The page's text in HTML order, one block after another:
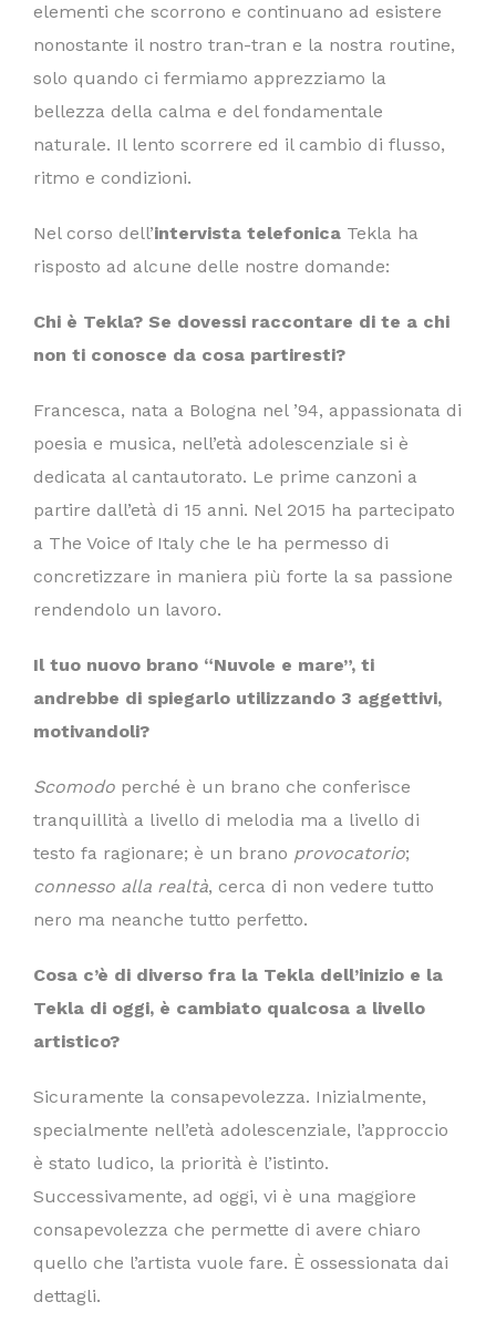
elementi che scorrono e continuano ad esistere
nonostante il nostro tran-tran e la nostra routine,
solo quando ci fermiamo apprezziamo la
bellezza della calma e del fondamentale
naturale. Il lento scorrere ed il cambio di flusso,
ritmo e condizioni.
Nel corso dell’intervista telefonica Tekla ha
risposto ad alcune delle nostre domande:
Chi è Tekla? Se dovessi raccontare di te a chi
non ti conosce da cosa partiresti?
Francesca, nata a Bologna nel ’94, appassionata di
poesia e musica, nell’età adolescenziale si è
dedicata al cantautorato. Le prime canzoni a
partire dall’età di 15 anni. Nel 2015 ha partecipato
a The Voice of Italy che le ha permesso di
concretizzare in maniera più forte la sa passione
rendendolo un lavoro.
Il tuo nuovo brano “Nuvole e mare”, ti
andrebbe di spiegarlo utilizzando 3 aggettivi,
motivandoli?
Scomodo perché è un brano che conferisce
tranquillità a livello di melodia ma a livello di
testo fa ragionare; è un brano provocatorio;
connesso alla realtà, cerca di non vedere tutto
nero ma neanche tutto perfetto.
Cosa c’è di diverso fra la Tekla dell’inizio e la
Tekla di oggi, è cambiato qualcosa a livello
artistico?
Sicuramente la consapevolezza. Inizialmente,
specialmente nell’età adolescenziale, l’approccio
è stato ludico, la priorità è l’istinto.
Successivamente, ad oggi, vi è una maggiore
consapevolezza che permette di avere chiaro
quello che l’artista vuole fare. È ossessionata dai
dettagli.